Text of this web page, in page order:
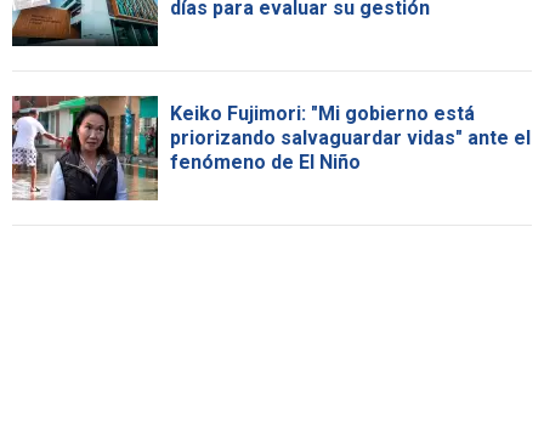
días para evaluar su gestión
Keiko Fujimori: "Mi gobierno está
priorizando salvaguardar vidas" ante el
fenómeno de El Niño